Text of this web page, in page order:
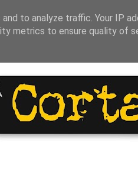
to analyze traffic. Your IP
metrics to ensure quality of